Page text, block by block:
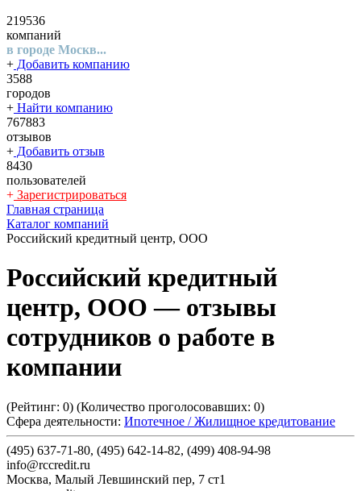
219536
компаний
в городе Москв...
+ Добавить компанию
3588
городов
+ Найти компанию
767883
отзывов
+ Добавить отзыв
8430
пользователей
+ Зарегистрироваться
Главная страница
Каталог компаний
Российский кредитный центр, ООО
Российский кредитный
центр, ООО — отзывы
сотрудников о работе в
компании
(Рейтинг: 0) (Количество проголосовавших: 0)
Сфера деятельности: Ипотечное / Жилищное кредитование
(495) 637-71-80, (495) 642-14-82, (499) 408-94-98
info@rccredit.ru
Москва, Малый Левшинский пер, 7 ст1